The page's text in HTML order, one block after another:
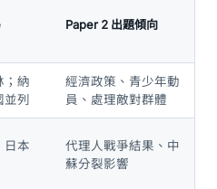
Paper 2 出題傾向
；納
列
經濟政策、青少年動
員、處理敵對群體
日本
代理人戰爭結果、中
蘇分裂影響